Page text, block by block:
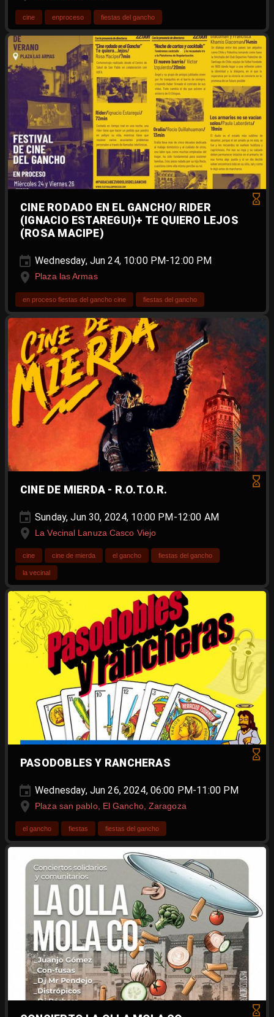
cine enproceso fiestas del gancho
CINE RODADO EN EL GANCHO/ RIDER
(IGNACIO ESTAREGUI)+ TE QUIERO LEJOS
(ROSA MACIPE)
Wednesday, Jun 24, 10:00 PM-12:00 PM
Plaza las Armas
en proceso fiestas del gancho cine fiestas del gancho
CINE DE MIERDA - R.O.T.O.R.
Sunday, Jun 30, 2024, 10:00 PM-12:00 AM
La Vecinal Lanuza Casco Viejo
cine cine de mierda el gancho fiestas del gancho
la vecinal
PASODOBLES Y RANCHERAS
Wednesday, Jun 26, 2024, 06:00 PM-11:00 PM
Plaza san pablo, El Gancho, Zaragoza
el gancho fiestas fiestas del gancho